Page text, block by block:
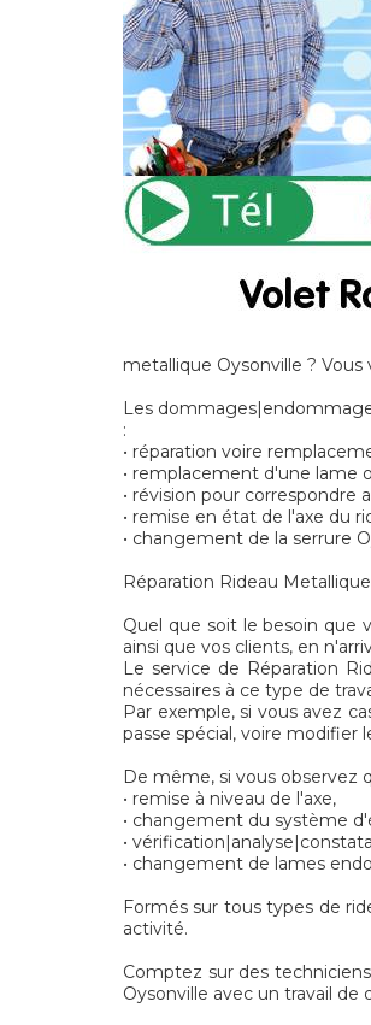
metallique Oysonville ?
Les
:
• réparation voire
• remplacement d'une lame
• révision pour correspondre
• remise en état de l'axe du
• changement de la serrure
Réparation Rideau
Quel que soit le besoin que
ainsi que vos clients, en
Le service de Réparation
nécessaires à ce type de
Par exemple, si vous avez
passe spécial, voire modifier
De même, si vous observez
• remise à niveau de l'axe,
• changement du système
•
• changement de lames
Formés sur tous types de
activité.
Comptez sur des
Oysonville avec un travail